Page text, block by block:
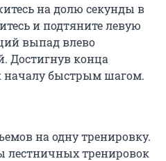
на долю секунды в
и подтяните левую
выпад влево
Достигнув конца
началу быстрым шагом.
на одну тренировку.
лестничных тренировок